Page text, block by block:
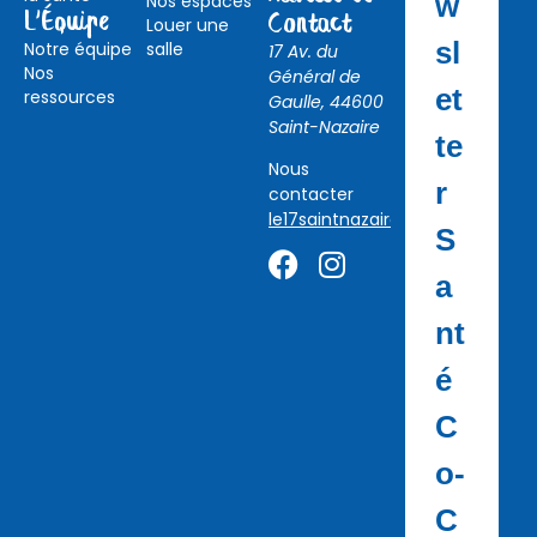
L'Équipe
Notre équipe
Nos
ressources
Louer une
salle
Contact
17 Av. du
Général de
Gaulle, 44600
Saint-Nazaire
Nous
contacter
le17saintnazaire@gmail.com
sl
et
te
r
S
a
nt
é
C
o-
C